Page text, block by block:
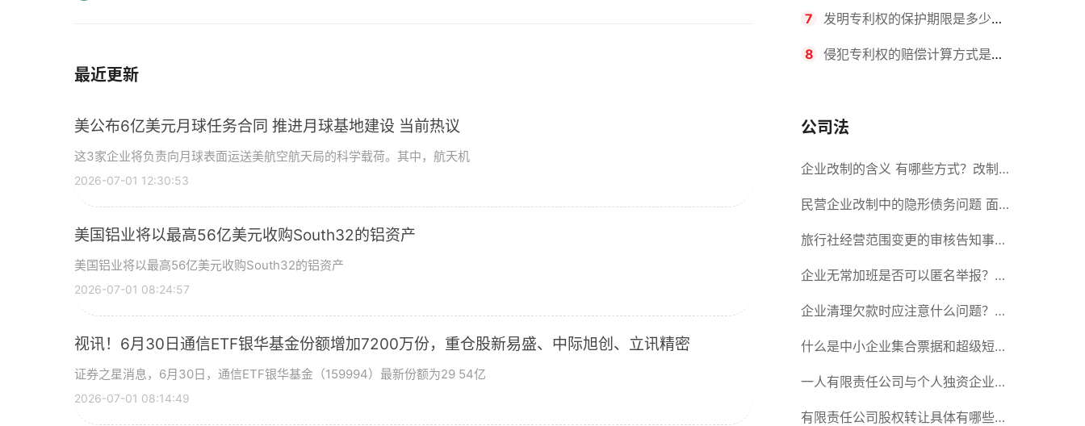
最近更新
美公布6亿美元月球任务合同 推进月球基地建设 当前热议
这3家企业将负责向月球表面运送美航空航天局的科学载荷。其中，航天机
2026-07-01 12:30:53
美国铝业将以最高56亿美元收购South32的铝资产
美国铝业将以最高56亿美元收购South32的铝资产
2026-07-01 08:24:57
视讯！6月30日通信ETF银华基金份额增加7200万份，重仓股新易盛、中际旭创、立讯精密
证券之星消息，6月30日，通信ETF银华基金（159994）最新份额为29 54亿
2026-07-01 08:14:49
哪些情况下专利申请可能被驳回？
7 发明专利权的保护期限是多少
年？非专利发明人是否有专利申请
8 侵犯专利权的赔偿计算方式是什
间？
公司法
企业改制的含义 有哪些方式？改制
后国企员工属于什么性质？
民营企业改制中的隐形债务问题 面
对隐形债务问题应该如何解决？
旅行社经营范围变更的审核告知事项
旅游业的发展现状和趋势
企业无常加班是否可以匿名举报？强
制加班公司没有加班费怎么办？
企业清理欠款时应注意什么问题？企
业短期借款需要注意哪些事项？
什么是中小企业集合票据和超级短期
融资券？一起来了解一下吧！
一人有限责任公司与个人独资企业的
区别 这些知识你都知道吗？
有限责任公司股权转让具体有哪些形